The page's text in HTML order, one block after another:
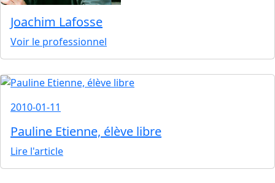
Joachim Lafosse
Voir le professionnel
2010-01-11
Pauline Etienne, élève libre
Lire l'article